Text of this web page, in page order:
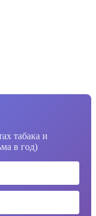
табака и
в год)